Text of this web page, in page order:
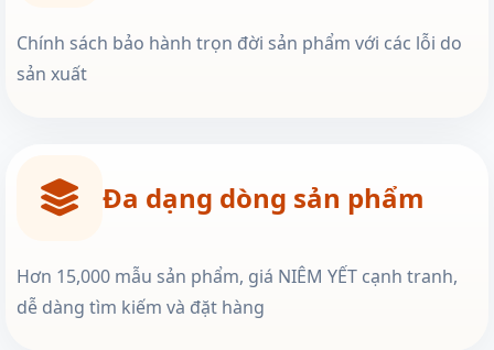
Chính sách bảo hành trọn đời sản phẩm với các lỗi do
sản xuất
Đa dạng dòng sản phẩm
Hơn 15,000 mẫu sản phẩm, giá NIÊM YẾT cạnh tranh,
dễ dàng tìm kiếm và đặt hàng